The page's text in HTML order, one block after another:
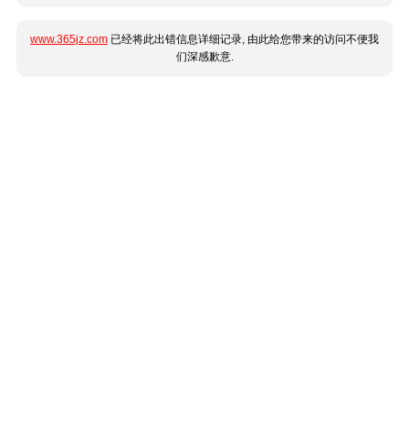
www.365jz.com 已经将此出错信息详细记录, 由此给您带来的访问不便我
们深感歉意.